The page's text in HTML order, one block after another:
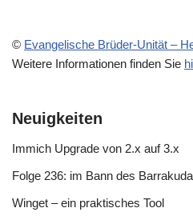
© Evangelische Brüder-Unität –
Weitere Informationen finden Sie
Neuigkeiten
Immich Upgrade von 2.x auf 3.x
Folge 236: im Bann des
Winget – ein praktisches Tool